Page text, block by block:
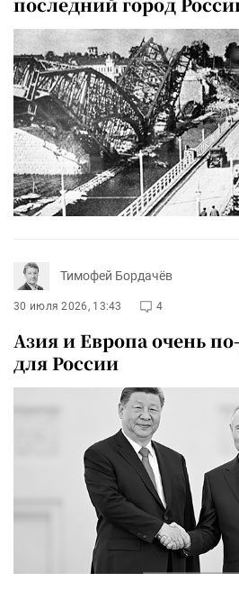
Тимофей Бордачёв
30 июля 2026, 13:43 4
Азия и Европа очень
для России